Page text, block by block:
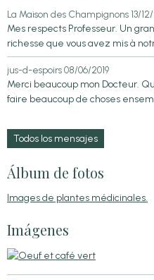
La Maison des Champignons 13/
Mes respects Professeur. Un
richesse que vous avez mis à
jus-d-espoirs08/06/2019
Merci beaucoup mon Docteur.
faire beaucoup de choses
Todos los mensajes
Álbum de fotos
Images de plantes médicinales.
Imágenes